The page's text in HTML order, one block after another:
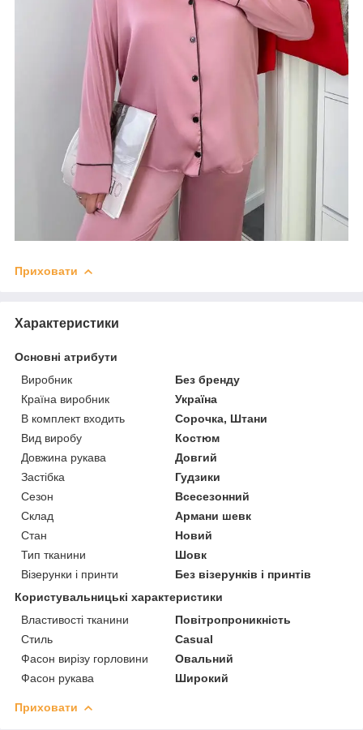
Приховати
Характеристики
Основні атрибути
Виробник
Без бренду
Країна виробник
Україна
В комплект входить
Сорочка, Штани
Вид виробу
Костюм
Довжина рукава
Довгий
Застібка
Гудзики
Сезон
Всесезонний
Склад
Армани шевк
Стан
Новий
Тип тканини
Шовк
Візерунки і принти
Без візерунків і принтів
Користувальницькі характеристики
Властивості тканини
Повітропроникність
Стиль
Casual
Фасон вирізу горловини
Овальний
Фасон рукава
Широкий
Приховати